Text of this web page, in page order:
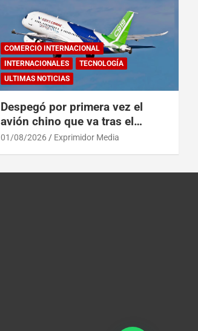
COMERCIO INTERNACIONAL
INTERNACIONALES
TECNOLOGÍA
ULTIMAS NOTICIAS
Despegó por primera vez el
avión chino que va tras el
reinado del A319 en el Tíbet
01/08/2026 Exprimidor Media